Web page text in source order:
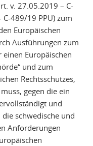
v. 27.05.2019 – C-
489/19 PPU) zum
Europäischen
Ausführungen zum
Europäischen
und zum
Rechtsschutzes,
gegen die ein
und
schwedische und
Anforderungen